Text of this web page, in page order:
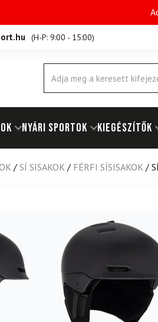
(H-P: 9:00 - 15:00)
Products
search
NYÁRI SPORTOK KIEGÉSZÍTŐK
/ SÍ SISAKOK / FÉRFI SÍSISAKOK /